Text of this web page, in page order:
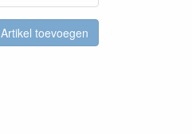
Artikel toevoegen